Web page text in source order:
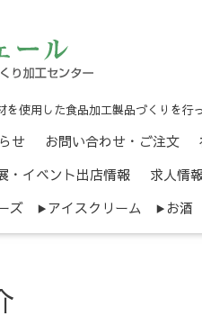
使用した食品加工製品づくりを行
せ お問い合わせ・ご注文
・イベント出店情報
求人情
ズ アイスクリーム お酒